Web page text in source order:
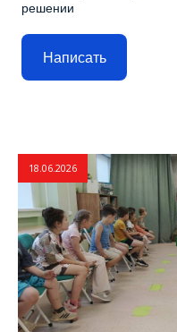
решении
Написать
18.06.2026